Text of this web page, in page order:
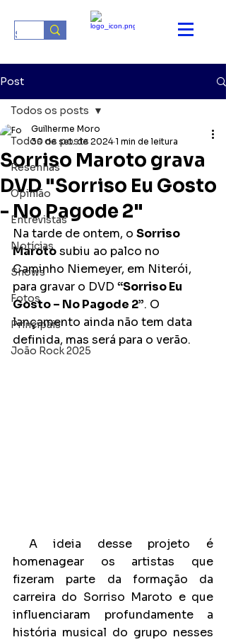
Post
Todos os posts
Resenhas
Opinião
Entrevistas
Notícias
Shows
Fotos
Principais
João Rock 2025
Todos os posts
Sorriso Maroto grava
DVD "Sorriso Eu Gosto
- No Pagode 2"
Guilherme Moro
30 de set. de 2024 1 min de leitura
Na tarde de ontem, o Sorriso
Maroto subiu ao palco no
Caminho Niemeyer, em Niterói,
para gravar o DVD “Sorriso Eu
Gosto – No Pagode 2”. O
lançamento ainda não tem data
definida, mas será para o verão.
homenagear os artistas que
fizeram parte da formação da
carreira do Sorriso Maroto e que
influenciaram profundamente a
história musical do grupo nesses